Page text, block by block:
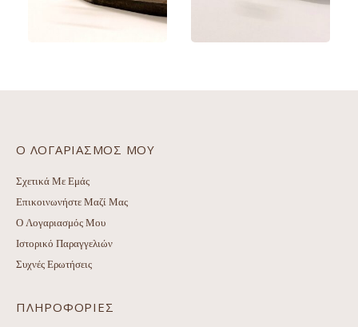
Αυτό το προϊόν έχει πολλαπλές παραλλαγές. Οι επιλογές μπορούν να επιλεγούν στη σελίδα του προϊόντος
Αυτό το προϊόν έχει πολλαπλές παραλλαγές. Οι επιλογές μπορούν να επιλεγούν στη σελίδα του προϊόντος
Ο ΛΟΓΑΡΙΑΣΜΌΣ ΜΟΥ
Σχετικά Με Εμάς
Επικοινωνήστε Μαζί Μας
Ο Λογαριασμός Μου
Ιστορικό Παραγγελιών
Συχνές Ερωτήσεις
ΠΛΗΡΟΦΟΡΊΕΣ